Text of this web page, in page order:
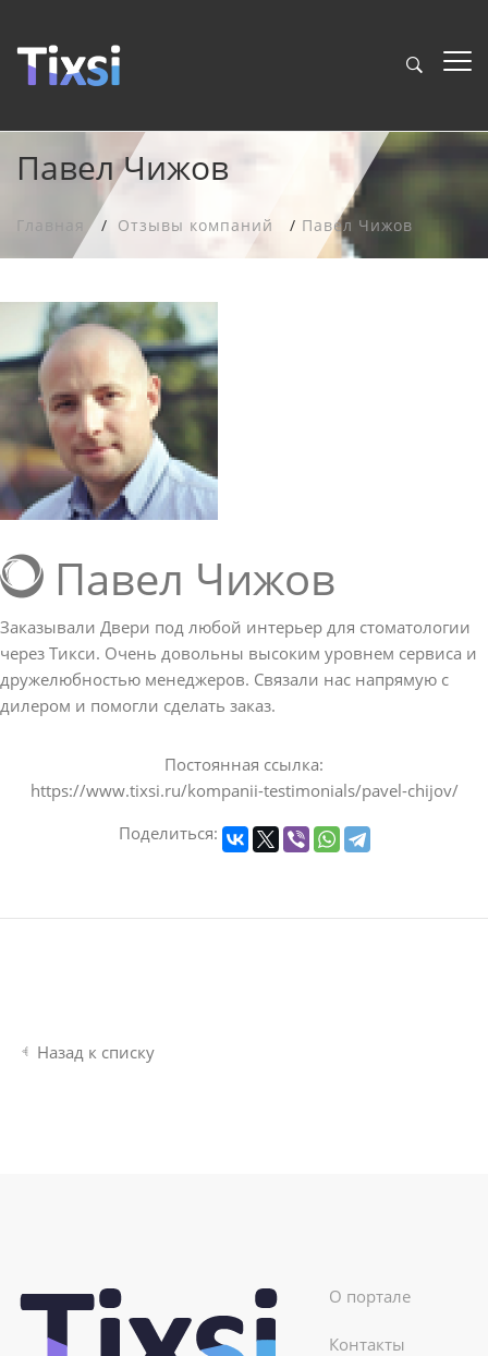
Павел Чижов
Главная Отзывы компаний Павел Чижов
Павел Чижов
Заказывали Двери под любой интерьер для стоматологии
через Тикси. Очень довольны высоким уровнем сервиса и
дружелюбностью менеджеров. Связали нас напрямую с
дилером и помогли сделать заказ.
Постоянная ссылка:
https://www.tixsi.ru/kompanii-testimonials/pavel-chijov/
Поделиться:
Назад к списку
О портале
Контакты